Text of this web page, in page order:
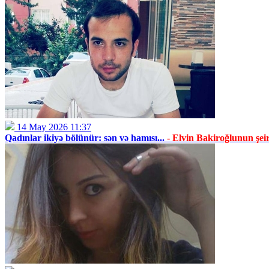
14 May 2026 11:37
Qadınlar ikiyə bölünür: sən və hamısı... - Elvin Bakiroğlunun